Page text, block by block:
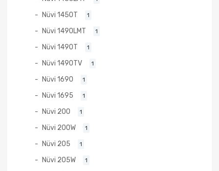
Nüvi 1450T 1
Nüvi 1490LMT 1
Nüvi 1490T 1
Nüvi 1490TV 1
Nüvi 1690 1
Nüvi 1695 1
Nüvi 200 1
Nüvi 200W 1
Nüvi 205 1
Nüvi 205W 1